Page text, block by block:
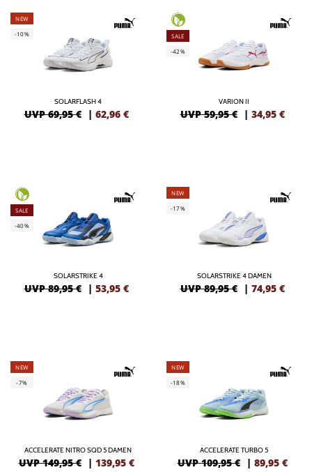
NEW
-10%
SOLARFLASH 4
UVP 69,95 € | 62,96 €
SALE
-42%
VARION II
UVP 59,95 € | 34,95 €
SALE
-40%
SOLARSTRIKE 4
UVP 89,95 € | 53,95 €
NEW
-17%
SOLARSTRIKE 4 DAMEN
UVP 89,95 € | 74,95 €
NEW
-7%
ACCELERATE NITRO SQD 5 DAMEN
UVP 149,95 € | 139,95 €
NEW
-18%
ACCELERATE TURBO 5
UVP 109,95 € | 89,95 €